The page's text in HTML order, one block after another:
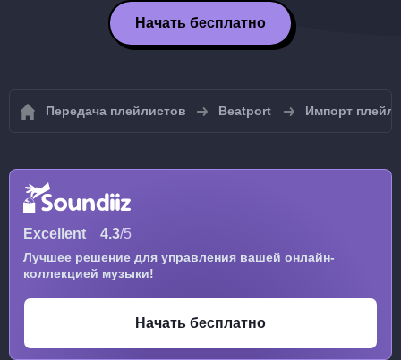
Начать бесплатно
Передача плейлистов Beatport Импорт
Excellent 4.3/5
Лучшее решение для управления вашей онлайн-
коллекцией музыки!
Начать бесплатно